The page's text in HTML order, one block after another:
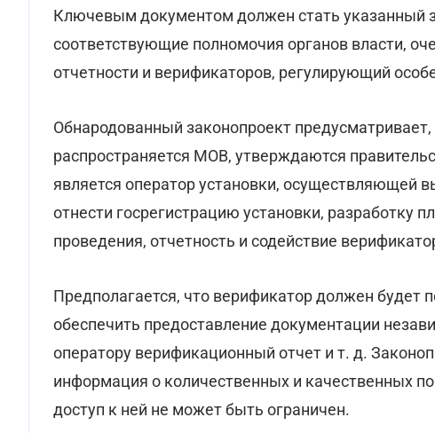
Ключевым документом должен стать
соответствующие полномочия органов власти,
отчетности и верификаторов, регулирующий
Обнародованный законопроект
распространяется МОВ, утверждаются
является оператор установки, осуществляющей
отнести госрегистрацию установки, разработку
проведения, отчетность и содействие
Предполагается, что верификатор должен будет
обеспечить предоставление документации
оператору верификационный отчет и т. д.
информация о количественных и качественных
доступ к ней не может быть ограничен.